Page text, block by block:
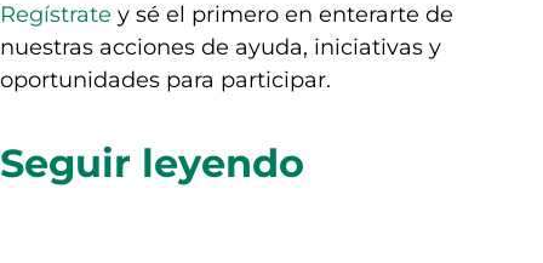
Regístrate y sé el primero en enterarte de
nuestras acciones de ayuda, iniciativas y
oportunidades para participar.
Seguir leyendo